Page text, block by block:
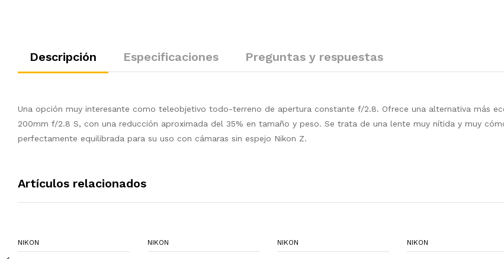
Descripción Especificaciones Preguntas y respuestas
Una opción muy interesante como teleobjetivo todo-terreno de apertura constante f/2.8. Ofrece una alternativa más
200mm f/2.8 S, con una reducción aproximada del 35% en tamaño y peso. Se trata de una lente muy nítida y muy
perfectamente equilibrada para su uso con cámaras sin espejo Nikon Z.
Artículos relacionados
NIKON NIKON NIKON NIKON